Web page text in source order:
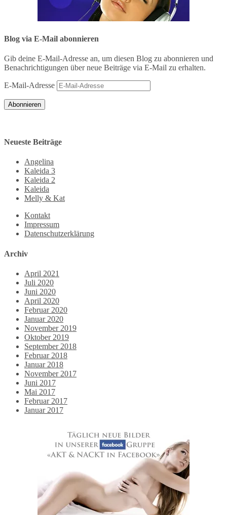
Blog via E-Mail abonnieren
Gib deine E-Mail-Adresse an, um diesen Blog zu abonnieren und
Benachrichtigungen über neue Beiträge via E-Mail zu erhalten.
E-Mail-Adresse
Abonnieren
Neueste Beiträge
Angelina
Kaleida 3
Kaleida 2
Kaleida
Melly & Kat
Kontakt
Impressum
Datenschutzerklärung
Archiv
April 2021
Juli 2020
Juni 2020
April 2020
Februar 2020
Januar 2020
November 2019
Oktober 2019
September 2018
Februar 2018
Januar 2018
November 2017
Juni 2017
Mai 2017
Februar 2017
Januar 2017